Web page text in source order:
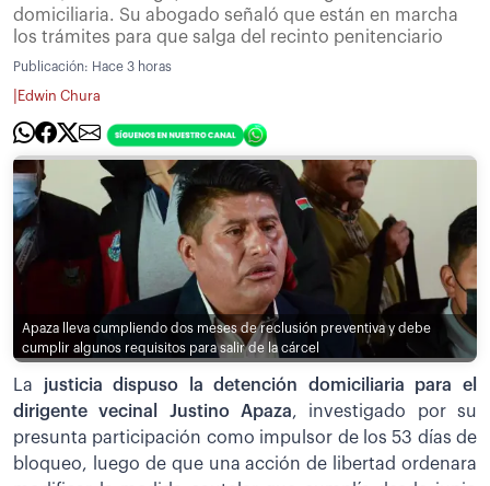
domiciliaria. Su abogado señaló que están en marcha
los trámites para que salga del recinto penitenciario
Publicación: Hace 3 horas
Edwin Chura
Apaza lleva cumpliendo dos meses de reclusión preventiva y debe
cumplir algunos requisitos para salir de la cárcel
La justicia dispuso la detención domiciliaria para el
dirigente vecinal Justino Apaza, investigado por su
presunta participación como impulsor de los 53 días de
bloqueo, luego de que una acción de libertad ordenara